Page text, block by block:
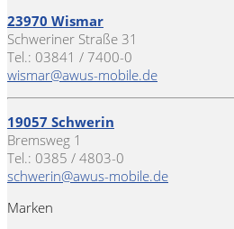
23970 Wismar
Schweriner Straße 31
Tel.: 03841 / 7400-0
wismar@awus-mobile.de
19057 Schwerin
Bremsweg 1
Tel.: 0385 / 4803-0
schwerin@awus-mobile.de
Marken